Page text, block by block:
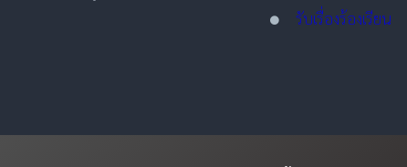
รับเรื่องร้องเรียน